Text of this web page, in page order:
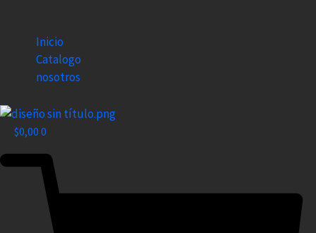
Inicio
Catalogo
nosotros
$0,00 0